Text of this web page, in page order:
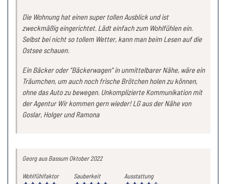
Die Wohnung hat einen super tollen Ausblick und ist
zweckmäßig eingerichtet. Lädt einfach zum Wohlfühlen ein.
Selbst bei nicht so tollem Wetter, kann man beim Lesen auf die
Ostsee schauen.
Ein Bäcker oder "Bäckerwagen" in unmittelbarer Nähe, wäre ein
Träumchen, um auch noch frische Brötchen holen zu können,
ohne das Auto zu bewegen. Unkomplizierte Kommunikation mit
der Agentur Wir kommen gern wieder! LG aus der Nähe von
Goslar, Holger und Ramona
Georgaus Bassum Oktober 2022
Wohlfühlfaktor Sauberkeit Ausstattung